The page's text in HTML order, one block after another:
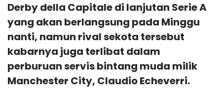
Derby della Capitale di lanjutan Serie A
yang akan berlangsung pada Minggu
nanti, namun rival sekota tersebut
kabarnya juga terlibat dalam
perburuan servis bintang muda milik
Manchester City, Claudio Echeverri.